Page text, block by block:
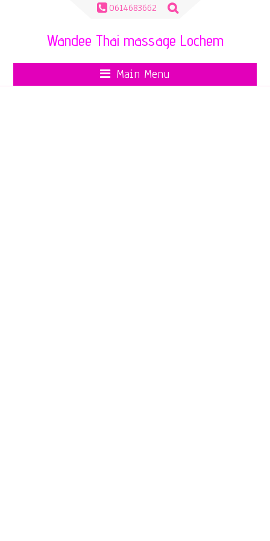
0614683662
Zoeken
naar:
Wandee Thai massage Lochem
Main Menu